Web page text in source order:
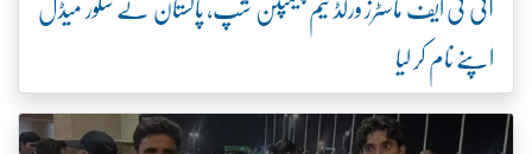
اپنے نام کر لیا